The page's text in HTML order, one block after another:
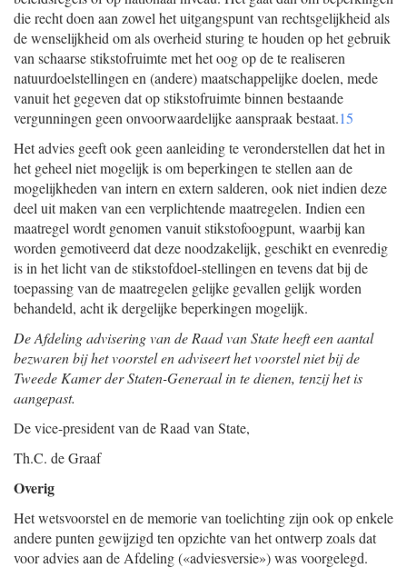
die recht doen aan zowel het uitgangspunt van rechtsgelijkheid als
de wenselijkheid om als overheid sturing te houden op het gebruik
van schaarse stikstofruimte met het oog op de te realiseren
natuurdoelstellingen en (andere) maatschappelijke doelen, mede
vanuit het gegeven dat op stikstofruimte binnen bestaande
vergunningen geen onvoorwaardelijke aanspraak bestaat.15
Het advies geeft ook geen aanleiding te veronderstellen dat het in
het geheel niet mogelijk is om beperkingen te stellen aan de
mogelijkheden van intern en extern salderen, ook niet indien deze
deel uit maken van een verplichtende maatregelen. Indien een
maatregel wordt genomen vanuit stikstofoogpunt, waarbij kan
worden gemotiveerd dat deze noodzakelijk, geschikt en evenredig
is in het licht van de stikstofdoel-stellingen en tevens dat bij de
toepassing van de maatregelen gelijke gevallen gelijk worden
behandeld, acht ik dergelijke beperkingen mogelijk.
De Afdeling advisering van de Raad van State heeft een aantal
bezwaren bij het voorstel en adviseert het voorstel niet bij de
Tweede Kamer der Staten-Generaal in te dienen, tenzij het is
aangepast.
De vice-president van de Raad van State,
Th.C. de Graaf
Overig
Het wetsvoorstel en de memorie van toelichting zijn ook op enkele
andere punten gewijzigd ten opzichte van het ontwerp zoals dat
voor advies aan de Afdeling («adviesversie») was voorgelegd.